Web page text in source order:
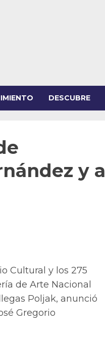
DESCUBRE
y a
Cultural y los 275
de Arte Nacional
Poljak, anunció
Gregorio